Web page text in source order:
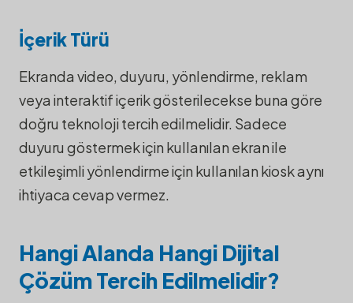
İçerik Türü
Ekranda video, duyuru, yönlendirme, reklam
veya interaktif içerik gösterilecekse buna göre
doğru teknoloji tercih edilmelidir. Sadece
duyuru göstermek için kullanılan ekran ile
etkileşimli yönlendirme için kullanılan kiosk aynı
ihtiyaca cevap vermez.
Hangi Alanda Hangi Dijital
Çözüm Tercih Edilmelidir?